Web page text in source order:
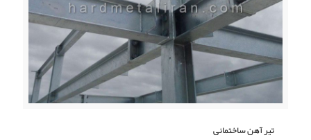
تیر آهن ساختمانی